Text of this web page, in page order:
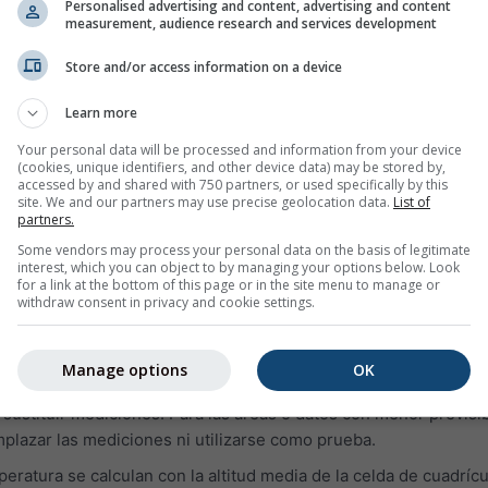
sobre el tiempo de ayer o la historia meteorológica de
archivo meteorológico se dividen en tres gráficos:
humedad relativa en intervalos de una hora
(fondo amarillo). Cuanto más oscuro es el fondo gris, es
(en grados desde 0° = Norte, 90° = Este, 180° = Sur y
del archivo histórico, los puntos morados representan la
el eje derecho.
datos de simulación y no datos medidos para el área
con los datos medidos de una estación meteorológica
la Tierra no hay mediciones disponibles). Los datos de
mediciones. Para las áreas o datos con menor
las mediciones ni utilizarse como prueba.
se calculan con la altitud media de la celda de
Personalised advertising and content, advertising and content
measurement, audience research and services development
Store and/or access information on a device
Learn more
Your personal data will be processed and information from your device
(cookies, unique identifiers, and other device data) may be stored by,
accessed by and shared with 750 partners, or used specifically by this
site. We and our partners may use precise geolocation data. List of
partners.
Some vendors may process your personal data on the basis of legitimate
interest, which you can object to by managing your options below. Look
for a link at the bottom of this page or in the site menu to manage or
withdraw consent in privacy and cookie settings.
OK
Manage options